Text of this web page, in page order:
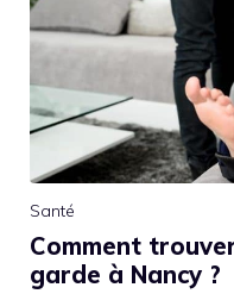
Santé
Comment
garde à Nancy ?